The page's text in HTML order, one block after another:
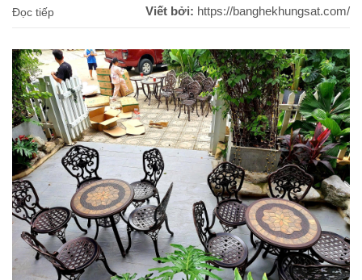
Đọc tiếp
Viết bởi: https://banghekhungsat.com/